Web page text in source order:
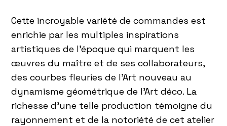
Cette incroyable variété de commandes est
enrichie par les multiples inspirations
artistiques de l’époque qui marquent les
œuvres du maître et de ses collaborateurs,
des courbes fleuries de l’Art nouveau au
dynamisme géométrique de l’Art déco. La
richesse d’une telle production témoigne du
rayonnement et de la notoriété de cet atelier